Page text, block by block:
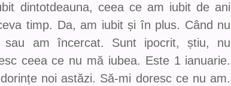
dintotdeauna, ceea ce am iubit de ani
timp. Da, am iubit și în plus. Când nu
am încercat. Sunt ipocrit, știu, nu
ceea ce nu mă iubea. Este 1 ianuarie.
noi astăzi. Să-mi doresc ce nu am.